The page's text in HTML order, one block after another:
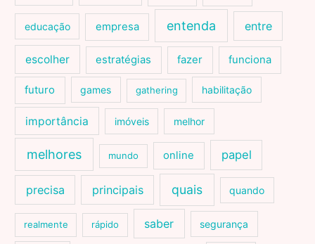
educação empresa entenda entre
escolher estratégias fazer funciona
futuro games gathering habilitação
importância imóveis melhor
melhores mundo online papel
precisa principais quais quando
realmente rápido saber segurança